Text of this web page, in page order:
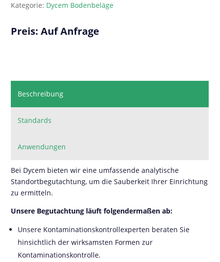
Kategorie: Dycem Bodenbeläge
Preis: Auf Anfrage
Beschreibung
Standards
Anwendungen
Bei Dycem bieten wir eine umfassende analytische
Standortbegutachtung, um die Sauberkeit Ihrer Einrichtung
zu ermitteln.
Unsere Begutachtung läuft folgendermaßen ab:
Unsere Kontaminationskontrollexperten beraten Sie
hinsichtlich der wirksamsten Formen zur
Kontaminationskontrolle.